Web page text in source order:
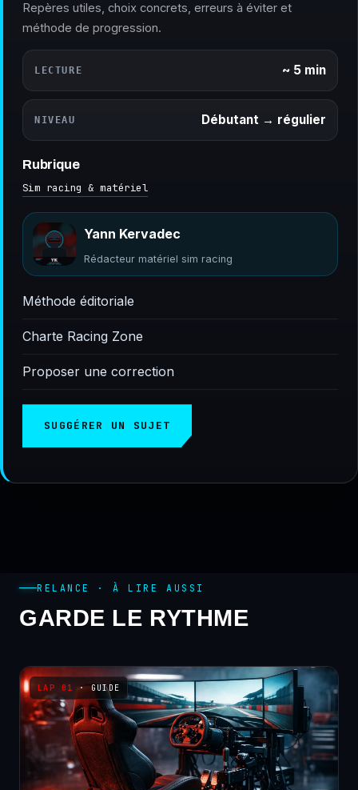
Repères utiles, choix concrets, erreurs à éviter et
méthode de progression.
LECTURE ~ 5 min
NIVEAU Débutant → régulier
Rubrique
Sim racing & matériel
Yann Kervadec
Rédacteur matériel sim racing
Méthode éditoriale
Charte Racing Zone
Proposer une correction
SUGGÉRER UN SUJET
RELANCE · À LIRE AUSSI
GARDE LE RYTHME
· GUIDE